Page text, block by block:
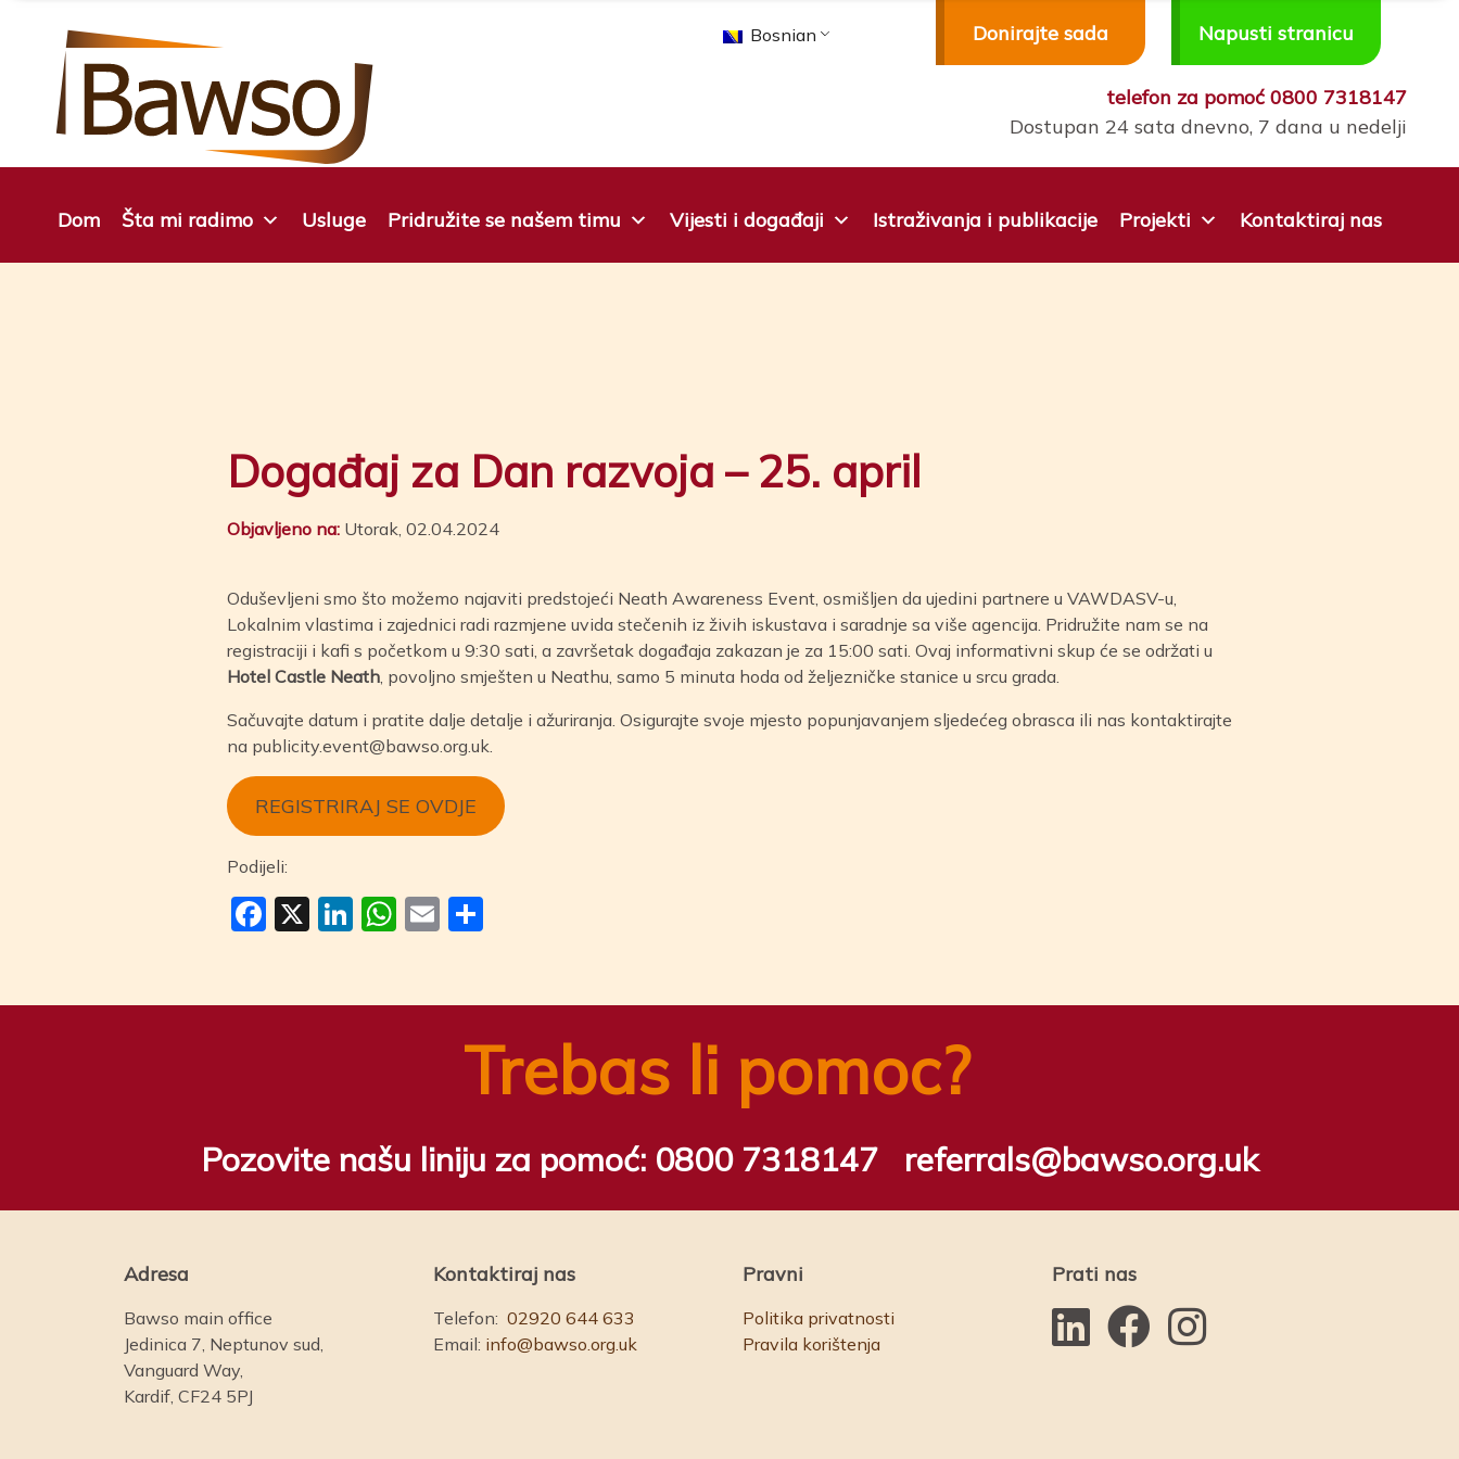
Bosnian Donirajte sada Napusti stranicu
telefon za pomoć 0800 7318147
Dostupan 24 sata dnevno, 7 dana u nedelji
Dom Šta mi radimo Usluge Pridružite se našem timu Vijesti i događaji Istraživanja i publikacije Projekti Kontaktiraj nas
Događaj za Dan razvoja – 25. april
Objavljeno na: Utorak, 02.04.2024
Oduševljeni smo što možemo najaviti predstojeći Neath Awareness Event, osmišljen da ujedini partnere u VAWDASV-u,
Lokalnim vlastima i zajednici radi razmjene uvida stečenih iz živih iskustava i saradnje sa više agencija. Pridružite nam se na
registraciji i kafi s početkom u 9:30 sati, a završetak događaja zakazan je za 15:00 sati. Ovaj informativni skup će se održati u
Hotel Castle Neath, povoljno smješten u Neathu, samo 5 minuta hoda od željezničke stanice u srcu grada.
Sačuvajte datum i pratite dalje detalje i ažuriranja. Osigurajte svoje mjesto popunjavanjem sljedećeg obrasca ili nas kontaktirajte
na publicity.event@bawso.org.uk.
REGISTRIRAJ SE OVDJE
Podijeli:
Facebook
X LinkedIn
WhatsApp
Email
Trebas li pomoc?
Pozovite našu liniju za pomoć: 0800 7318147 referrals@bawso.org.uk
Adresa
Bawso main office
Jedinica 7, Neptunov sud,
Vanguard Way,
Kardif, CF24 5PJ
Kontaktiraj nas
Telefon: 02920 644 633
Email: info@bawso.org.uk
Pravni
Politika privatnosti
Pravila korištenja
Prati nas